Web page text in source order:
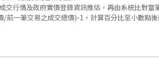
交行情及政府實價登錄資訊推估，再由系統比對
/前一筆交易之成交總價)-1，計算百分比至小數點